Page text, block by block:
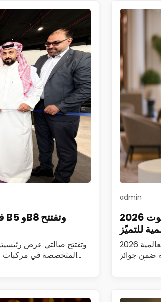
admin
2026 العنوان جبل عمر مكة يحتفي بتحقيق إنجازات بارزة في جوائز هوت
للتميّز
2026 العنوان جبل عمر مكة يحتفي بتحقيق إنجازات بارزة في جوائز هوت غراندور العالمية
ضمن جوائز